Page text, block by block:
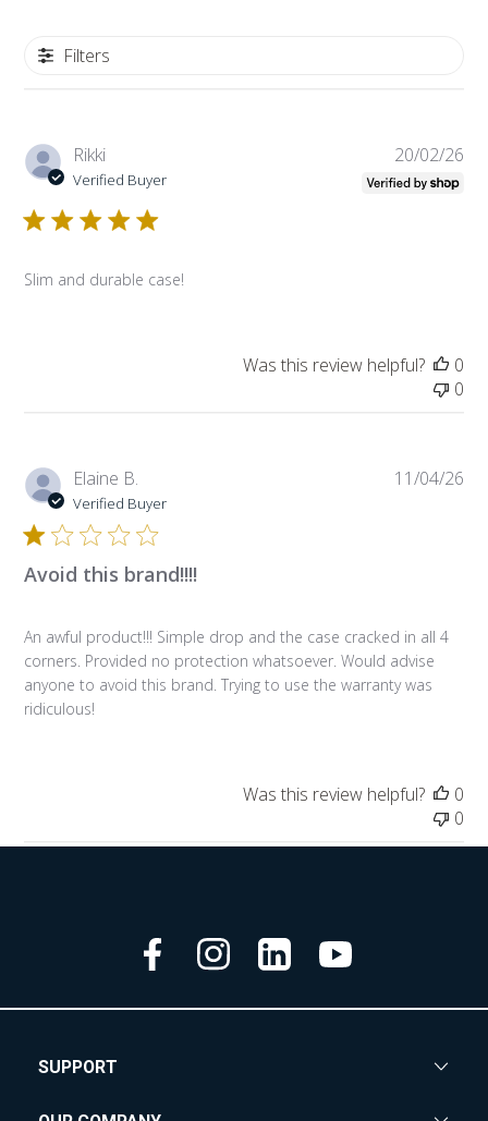
Filters
Rikki
Verified Buyer
Slim and durable case!
20/02/26
Was this review helpful?
0
0
Elaine B.
Verified Buyer
Avoid this brand!!!!
An awful product!!! Simple drop and the case cracked in all 4
corners. Provided no protection whatsoever. Would advise
anyone to avoid this brand. Trying to use the warranty was
ridiculous!
11/04/26
Was this review helpful?
0
0
SUPPORT